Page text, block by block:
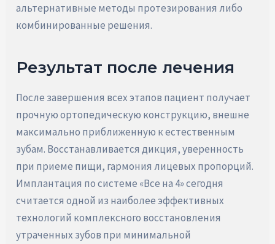
альтернативные методы протезирования либо
комбинированные решения.
Результат после лечения
После завершения всех этапов пациент получает
прочную ортопедическую конструкцию, внешне
максимально приближенную к естественным
зубам. Восстанавливается дикция, уверенность
при приеме пищи, гармония лицевых пропорций.
Имплантация по системе «Все на 4» сегодня
считается одной из наиболее эффективных
технологий комплексного восстановления
утраченных зубов при минимальной